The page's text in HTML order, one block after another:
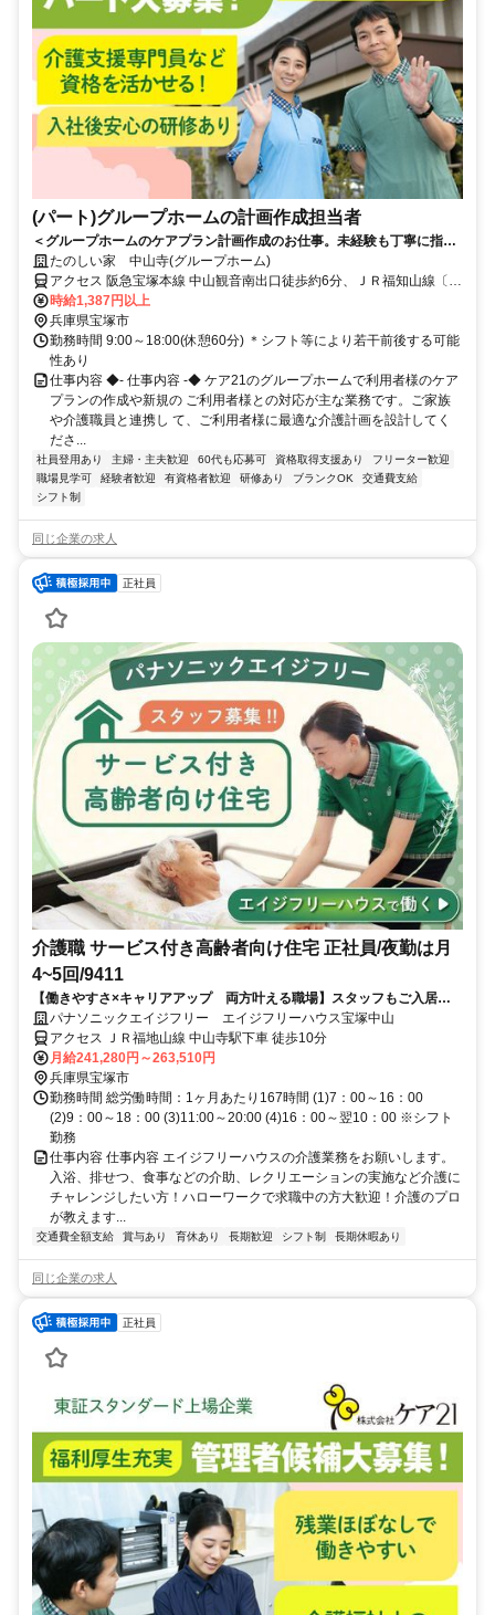
(パート)グループホームの計画作成担当者
＜グループホームのケアプラン計画作成のお仕事。未経験も丁寧に指導
します。＞ケア21が運営するグループホームで計画作成担当者のお仕
事！介護も少しお手伝いいただくので現場の実状の理解にも繋がりま
す。
たのしい家 中山寺(グループホーム)
アクセス 阪急宝塚本線 中山観音南出口徒歩約6分、ＪＲ福知山線〔宝
塚線〕 中山寺南口徒歩約9分、阪急宝塚本線 売布神社東改札口徒歩約
14分 JR宝塚線「中山寺」駅から徒歩約6分
時給1,387円以上
兵庫県宝塚市
勤務時間 9:00～18:00(休憩60分) ＊シフト等により若干前後する可能
性あり
仕事内容 ◆- 仕事内容 -◆ ケア21のグループホームで利用者様のケア
プランの作成や新規の ご利用者様との対応が主な業務です。ご家族
や介護職員と連携し て、ご利用者様に最適な介護計画を設計してく
ださ...
社員登用あり 主婦・主夫歓迎 60代も応募可 資格取得支援あり
フリーター歓迎
職場見学可
経験者歓迎 有資格者歓迎 研修あり ブランクOK
交通費支給
シフト制
同じ企業の求人
正社員
介護職 サービス付き高齢者向け住宅 正社員/夜勤は月
4~5回/9411
【働きやすさ×キャリアアップ 両方叶える職場】スタッフもご入居者
様も、みんなが自然と笑顔になれる？笑顔がつながる、あたたかい職場
です♪
パナソニックエイジフリー エイジフリーハウス宝塚中山
アクセス ＪＲ福地山線 中山寺駅下車 徒歩10分
月給241,280円～263,510円
兵庫県宝塚市
勤務時間 総労働時間：1ヶ月あたり167時間 (1)7：00～16：00
(2)9：00～18：00 (3)11:00～20:00 (4)16：00～翌10：00 ※シフト
勤務
仕事内容 仕事内容 エイジフリーハウスの介護業務をお願いします。
入浴、排せつ、食事などの介助、レクリエーションの実施など介護に
チャレンジしたい方！ハローワークで求職中の方大歓迎！介護のプロ
が教えます...
交通費全額支給 賞与あり 育休あり 長期歓迎 シフト制 長期休暇あり
同じ企業の求人
正社員